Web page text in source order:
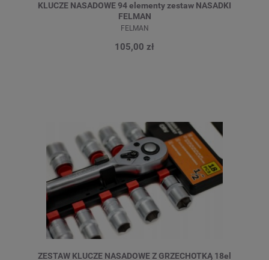
KLUCZE NASADOWE 94 elementy zestaw NASADKI
FELMAN
FELMAN
105,00 zł
ZESTAW KLUCZE NASADOWE Z GRZECHOTKĄ 18el